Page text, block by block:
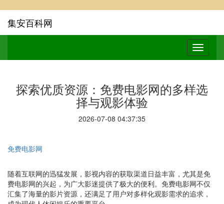
集安百科网
探索优质资源：免费电影网的多样选
择与观影体验
2026-07-08 04:37:35
免费电影网
随着互联网的迅猛发展，影视内容的获取渠道日益丰富，尤其是免
费电影网的兴起，为广大影迷提供了极大的便利。免费电影网不仅
汇集了海量的影片资源，还满足了用户对多样化观影需求的追求，